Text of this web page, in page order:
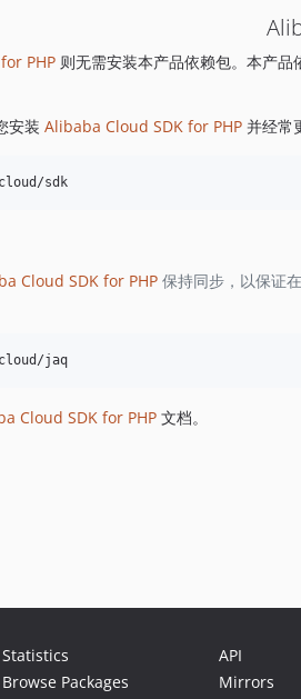
PHP 则无需安装本产品依赖包。本产品
安装 Alibaba Cloud SDK for PHP 并经常
Cloud SDK for PHP保持同步，以保证
Cloud SDK for PHP 文档。
Statistics
Browse Packages
API
Mirrors